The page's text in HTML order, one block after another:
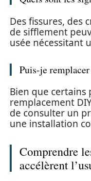
Des fissures, des
de sifflement
usée nécessitant
Puis-je
Bien que
remplacement
de consulter un
une installation
Comprendre
accélèrent